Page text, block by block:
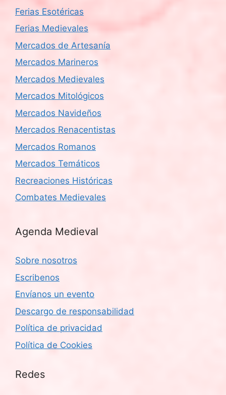
Ferias Esotéricas
Ferias Medievales
Mercados de Artesanía
Mercados Marineros
Mercados Medievales
Mercados Mitológicos
Mercados Navideños
Mercados Renacentistas
Mercados Romanos
Mercados Temáticos
Recreaciones Históricas
Combates Medievales
Agenda Medieval
Sobre nosotros
Escribenos
Envíanos un evento
Descargo de responsabilidad
Política de privacidad
Política de Cookies
Redes